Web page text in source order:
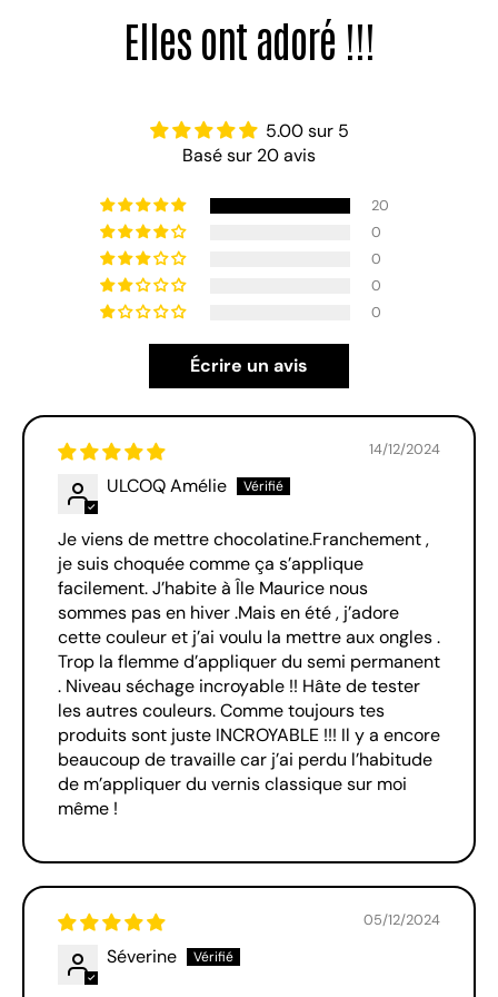
5.00 sur 5
Basé sur 20 avis
20
0
0
0
0
Écrire un avis
14/12/2024
ULCOQ Amélie
Je viens de mettre chocolatine.Franchement ,
je suis choquée comme ça s’applique
facilement. J’habite à Île Maurice nous
sommes pas en hiver .Mais en été , j’adore
cette couleur et j’ai voulu la mettre aux ongles .
Trop la flemme d’appliquer du semi permanent
. Niveau séchage incroyable !! Hâte de tester
les autres couleurs. Comme toujours tes
produits sont juste INCROYABLE !!! Il y a encore
beaucoup de travaille car j’ai perdu l’habitude
de m’appliquer du vernis classique sur moi
même !
05/12/2024
Séverine